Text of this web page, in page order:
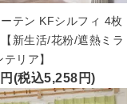
テン KFシルフィ 4枚
新生活/花粉/遮熱ミラ
リア】
(税込5,258円)